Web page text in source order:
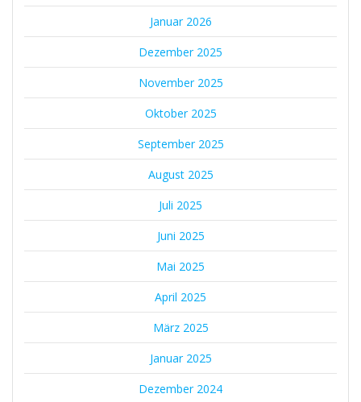
Januar 2026
Dezember 2025
November 2025
Oktober 2025
September 2025
August 2025
Juli 2025
Juni 2025
Mai 2025
April 2025
März 2025
Januar 2025
Dezember 2024